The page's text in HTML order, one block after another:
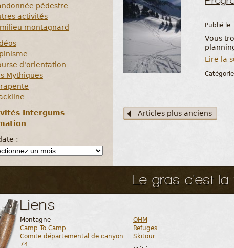
pédestre
activités
milieu montagnard
d'orientation
Mythiques
Intergums
:
Publié le
Vous
Lire la
Articles plus anciens
Le gras c'est la
Liens
Montagne
Camp To Camp
Comite départemental de canyon
74
OHM
Refuges
Skitour